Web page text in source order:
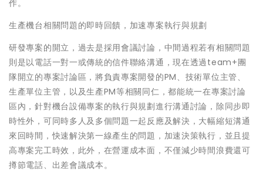
作。
生產機台相關問題的即時回饋，加速專案執行與規劃
研發專案的開立，過去是採用會議討論，中間過程若有相關問題
則是以電話一對一或傳統的信件聯絡溝通，現在透過team+團
隊開立的專案討論區，將負責專案開發的PM、技術單位主管、
生產單位主管，以及生產PM等相關同仁，都能統一在專案討論
區內，針對機台設備專案的執行與規劃進行溝通討論，除同步即
時性外，可同時多人及多個問題一起反應及解決，大幅縮短溝通
來回時間，快速解決第一線產生的問題，加速決策執行，並且提
高專案完工時效，此外，在營運成本面，不僅減少時間浪費還可
撙節電話、出差會議成本。